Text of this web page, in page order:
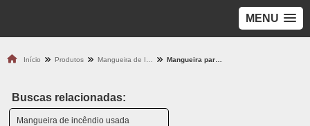
MENU
Início Produtos
Buscas relacionadas:
Mangueira de incêndio usada